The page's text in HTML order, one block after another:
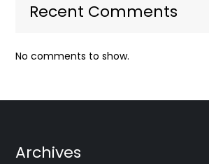
Recent Comments
No comments to show.
Archives